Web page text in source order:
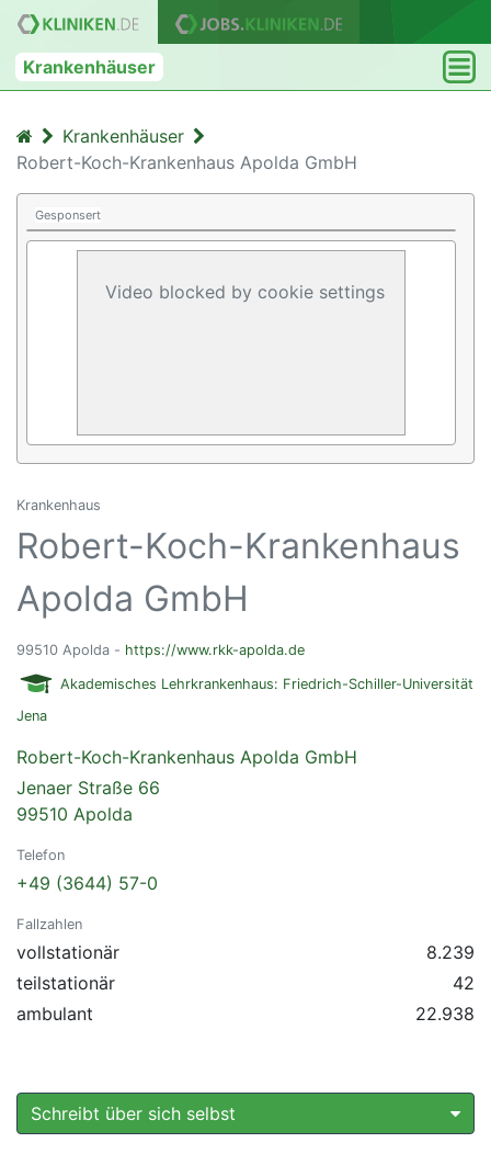
Krankenhäuser
Krankenhäuser
Robert-Koch-Krankenhaus Apolda GmbH
Gesponsert
Video blocked by cookie settings
Krankenhaus
Robert-Koch-Krankenhaus
Apolda GmbH
99510 Apolda - https://www.rkk-apolda.de
Akademisches Lehrkrankenhaus: Friedrich-Schiller-Universität
Jena
Robert-Koch-Krankenhaus Apolda GmbH
Jenaer Straße 66
99510 Apolda
Telefon
+49 (3644) 57-0
Fallzahlen
vollstationär
8.239
teilstationär
42
ambulant
22.938
Schreibt über sich selbst